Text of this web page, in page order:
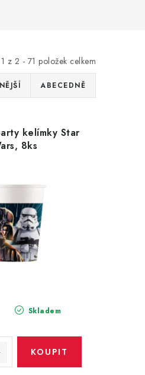
1 z 2 - 71 položek celkem
ABECEDNĚ
kelímky Star
8ks
Skladem